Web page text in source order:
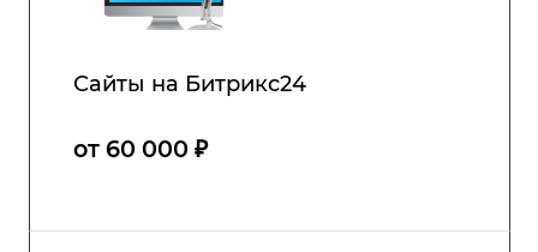
Сайты на Битрикс24
от 60 000 ₽